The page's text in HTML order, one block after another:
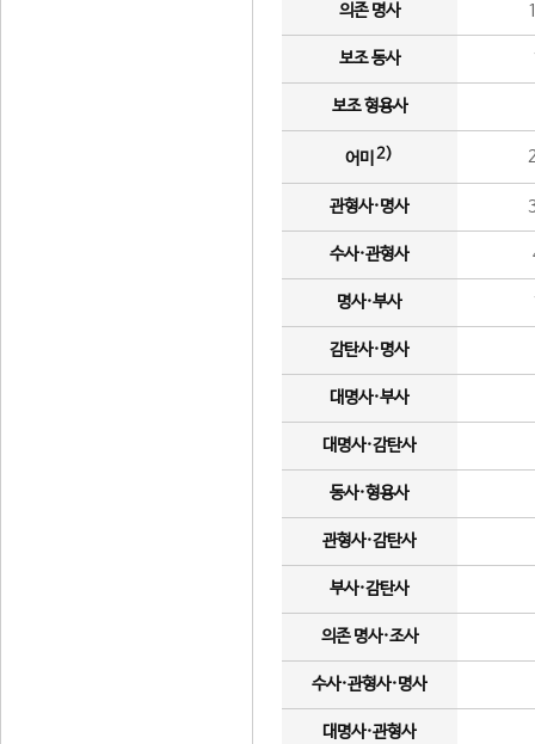
의존 명사
보조 동사
보조 형용사
어미 2)
관형사·명사
수사·관형사
명사·부사
감탄사·명사
대명사·부사
대명사·감탄사
동사·형용사
관형사·감탄사
부사·감탄사
의존 명사·조사
수사·관형사·명사
대명사·관형사